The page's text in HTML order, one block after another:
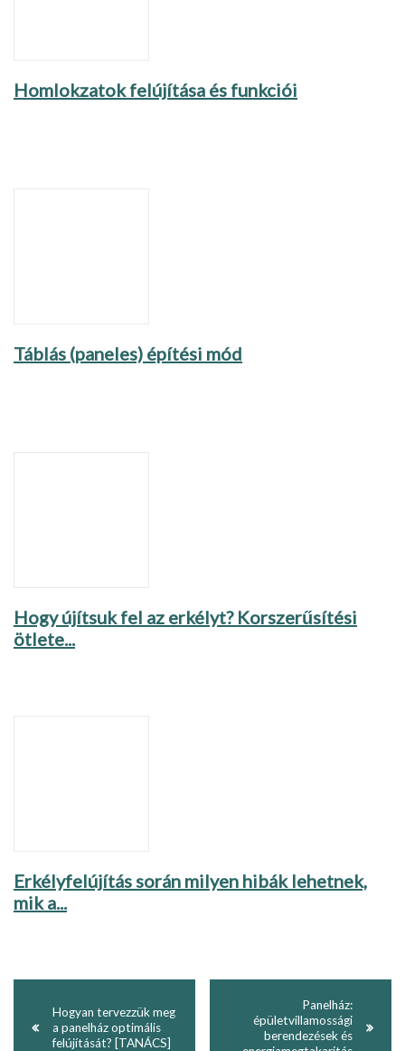
Homlokzatok felújítása és funkciói
Táblás (paneles) építési mód
Hogy újítsuk fel az erkélyt? Korszerűsítési
ötlete...
Erkélyfelújítás során milyen hibák lehetnek,
mik a...
Hogyan tervezzük meg
a panelház optimális
felújítását? [TANÁCS]
Panelház:
épületvillamossági
berendezések és